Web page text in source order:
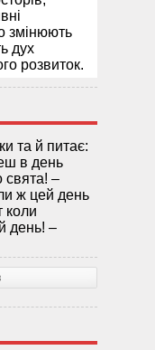
змінюють
дух
розвиток.
та й питає:
в день
свята! –
ж цей день
коли
день! –